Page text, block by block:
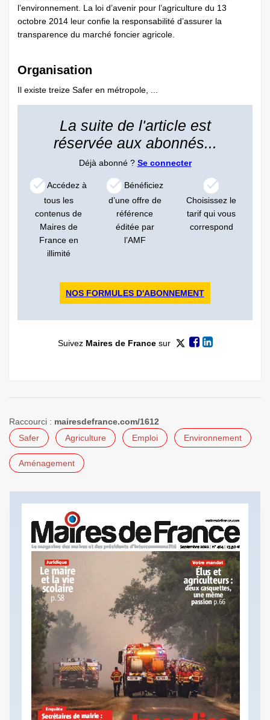
l’environnement. La loi d’avenir pour l’agriculture du 13
octobre 2014 leur confie la responsabilité d’assurer la
transparence du marché foncier agricole.
Organisation
Il existe treize Safer en métropole, ...
La suite de l'article est
réservée aux abonnés...
Déjà abonné ? Se connecter
Accédez à
tous les
contenus de
Maires de
France en
illimité
Bénéficiez
d’une offre de
référence
éditée par
l’AMF
Choisissez le
tarif qui vous
correspond
NOS FORMULES D'ABONNEMENT
Suivez Maires de Francesur
Raccourci : mairesdefrance.com/1612
Safer
Agriculture Emploi Environnement
Aménagement